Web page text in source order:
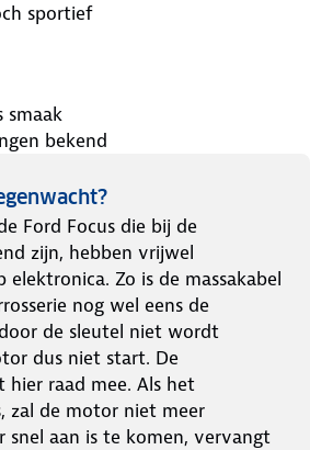
sportief
smaak
bekend
Ford Focus die bij de
zijn, hebben vrijwel
Zo is de massakabel
nog wel eens de
de sleutel niet wordt
dus niet start. De
hier raad mee. Als het
zal de motor niet meer
snel aan is te komen, vervangt